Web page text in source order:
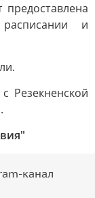
и
Резекненской
канал